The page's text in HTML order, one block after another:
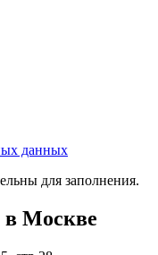
данных
для заполнения.
в Москве